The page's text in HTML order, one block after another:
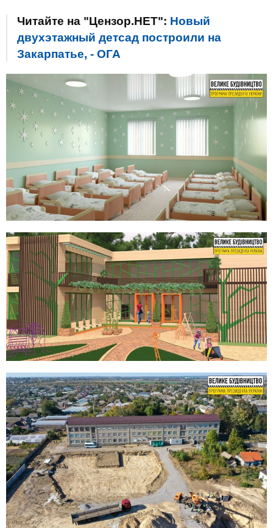
Читайте на "Цензор.НЕТ": Новый
двухэтажный детсад построили на
Закарпатье, - ОГА